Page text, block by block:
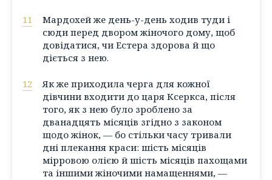
11
Мардохей же день-у-день ходив туди і
сюди перед двором жіночого дому, щоб
довідатися, чи Естера здорова й що
діється з нею.
12
Як же приходила черга для кожної
дівчини входити до царя Ксеркса, після
того, як з нею було зроблено за
дванадцять місяців згідно з законом
щодо жінок, — бо стільки часу тривали
дні плекання краси: шість місяців
мірровою олією й шість місяців пахощами
та іншими жіночими намащеннями, —